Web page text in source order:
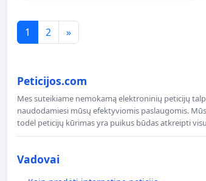
1 2 »
Peticijos.com
Mes suteikiame nemokamą elektroninių peticijų
naudodamiesi mūsų efektyviomis paslaugomis.
todėl peticijų kūrimas yra puikus būdas atkreipti
Vadovai